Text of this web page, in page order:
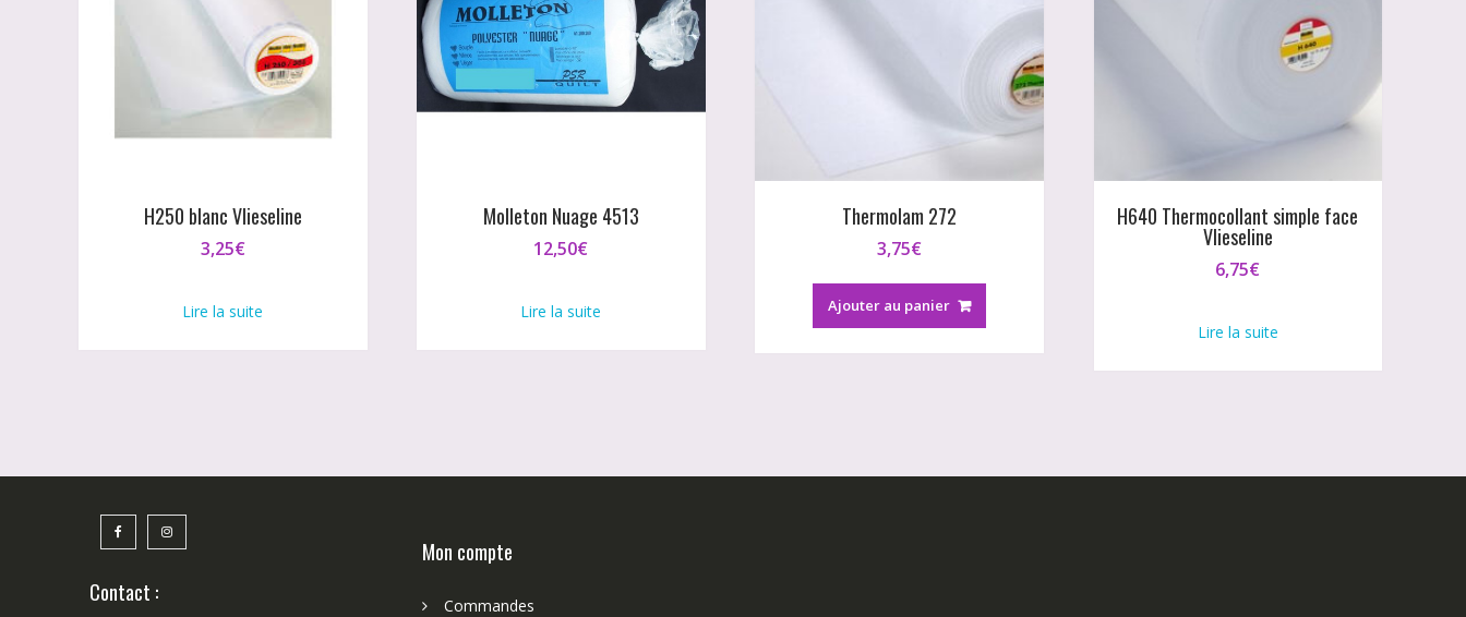
H250 blanc Vlieseline
3,25€
Lire la suite
Molleton Nuage 4513
12,50€
Lire la suite
Thermolam 272
3,75€
Ajouter au panier
H640 Thermocollant simple face
Vlieseline
6,75€
Lire la suite
Contact :
Mon compte
Commandes